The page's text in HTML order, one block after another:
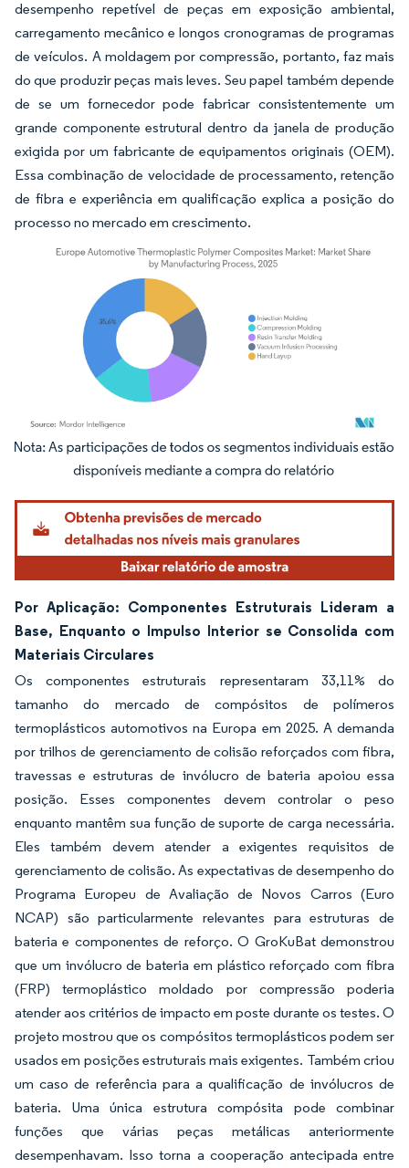
desempenho repetível de peças em exposição ambiental,
carregamento mecânico e longos cronogramas de programas
de veículos. A moldagem por compressão, portanto, faz mais
do que produzir peças mais leves. Seu papel também depende
de se um fornecedor pode fabricar consistentemente um
grande componente estrutural dentro da janela de produção
exigida por um fabricante de equipamentos originais (OEM).
Essa combinação de velocidade de processamento, retenção
de fibra e experiência em qualificação explica a posição do
processo no mercado em crescimento.
Imagem © Mordor Intelligence. O reuso requer atribuição conforme CC BY 4.0.
Por Aplicação: Componentes Estruturais Lideram a
Base, Enquanto o Impulso Interior se Consolida com
Materiais Circulares
Os componentes estruturais representaram 33,11% do
tamanho do mercado de compósitos de polímeros
termoplásticos automotivos na Europa em 2025. A demanda
por trilhos de gerenciamento de colisão reforçados com fibra,
travessas e estruturas de invólucro de bateria apoiou essa
posição. Esses componentes devem controlar o peso
enquanto mantêm sua função de suporte de carga necessária.
Eles também devem atender a exigentes requisitos de
gerenciamento de colisão. As expectativas de desempenho do
Programa Europeu de Avaliação de Novos Carros (Euro
NCAP) são particularmente relevantes para estruturas de
bateria e componentes de reforço. O GroKuBat demonstrou
que um invólucro de bateria em plástico reforçado com fibra
(FRP) termoplástico moldado por compressão poderia
atender aos critérios de impacto em poste durante os testes. O
projeto mostrou que os compósitos termoplásticos podem ser
usados em posições estruturais mais exigentes. Também criou
um caso de referência para a qualificação de invólucros de
bateria. Uma única estrutura compósita pode combinar
funções que várias peças metálicas anteriormente
desempenhavam. Isso torna a cooperação antecipada entre